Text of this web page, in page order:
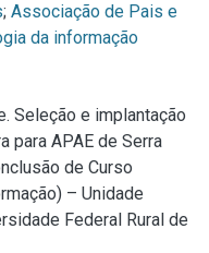
; Associação de Pais e
da informação
Seleção e implantação
para APAE de Serra
de Curso
– Unidade
Federal Rural de